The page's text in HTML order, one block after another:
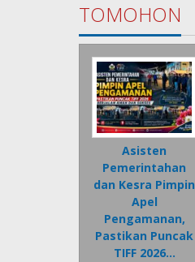
TOMOHON
Asisten
Pemerintahan
dan Kesra Pimpin
Apel
Pengamanan,
Pastikan Puncak
TIFF 2026…